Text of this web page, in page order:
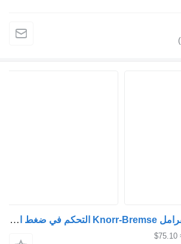
صمام التحكم في الفرامل Knorr-Bremse التحكم في ضغط الفرامل 1942899 لـ السيارات القاطرة Scania R440
≈